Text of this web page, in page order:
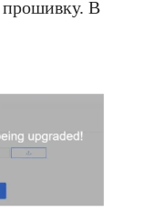
прошивку. В